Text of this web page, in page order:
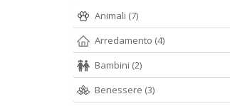
Animali (7)
Arredamento (4)
Bambini (2)
Benessere (3)